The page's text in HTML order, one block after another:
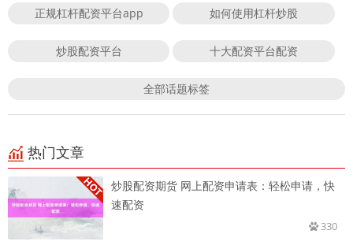
正规杠杆配资平台app 如何使用杠杆炒股
炒股配资平台 十大配资平台配资
全部话题标签
热门文章
炒股配资期货 网上配资申请表：轻松申请，快
速配资
330